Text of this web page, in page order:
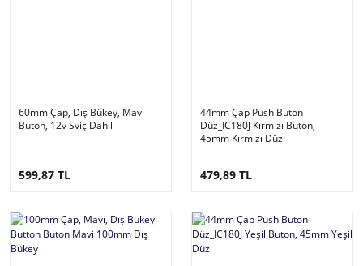
60mm Çap, Dış Bükey, Mavi
Buton, 12v Sviç Dahil
599,87 TL
44mm Çap Push Buton
Düz_IC180J Kırmızı Buton,
45mm Kırmızı Düz
479,89 TL